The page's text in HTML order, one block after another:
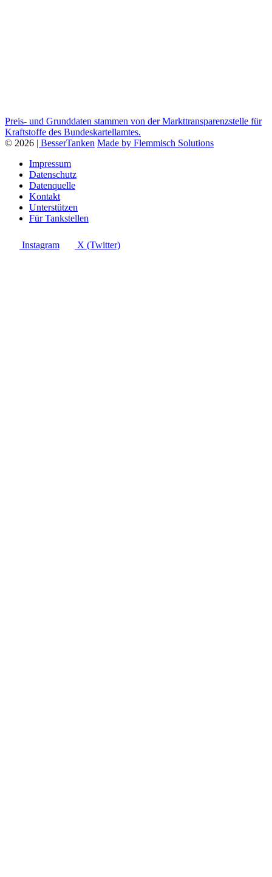
Preis- und Grunddaten stammen von der Markttransparenzstelle für
Kraftstoffe des Bundeskartellamtes.
© 2026 | BesserTanken Made by Flemmisch Solutions
Impressum
Datenschutz
Datenquelle
Kontakt
Unterstützen
Für Tankstellen
Instagram X (Twitter)